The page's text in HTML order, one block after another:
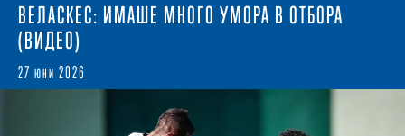
ВЕЛАСКЕС: ИМАШЕ МНОГО УМОРА В ОТБОРА
(ВИДЕО)
27 юни 2026